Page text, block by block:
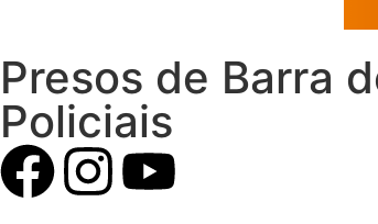
Presos de Barra
Policiais